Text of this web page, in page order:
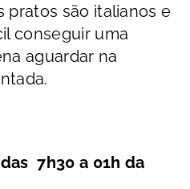
pratos são italianos e
conseguir uma
aguardar na
7h30 a 01h da